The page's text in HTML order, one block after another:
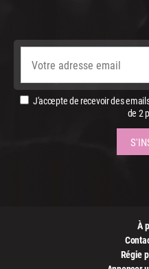
J'accepte de recevoir des
de 2
À
Régie